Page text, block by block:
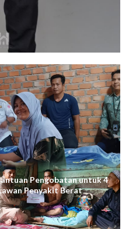
Pengobatan untuk 4
Penyakit Berat